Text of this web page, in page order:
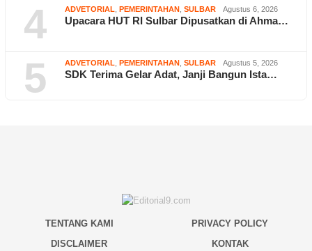
4 ADVETORIAL PEMERINTAHAN SULBAR Agustus 6, 2026
Upacara HUT RI Sulbar Dipusatkan di Ahma…
5 ADVETORIAL PEMERINTAHAN SULBAR Agustus 5, 2026
SDK Terima Gelar Adat, Janji Bangun Ista…
TENTANG KAMI
PRIVACY POLICY
DISCLAIMER
KONTAK